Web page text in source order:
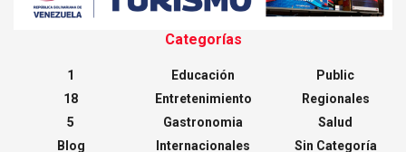
Categorías
1
18
5
Blog
Educación
Entretenimiento
Gastronomia
Internacionales
Public
Regionales
Salud
Sin Categoría